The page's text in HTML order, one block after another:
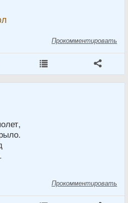
Прокомментировать
Прокомментировать